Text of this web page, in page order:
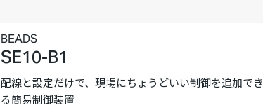
BEADS
SE10-B1
配線と設定だけで、現場にちょうどいい制御を追加でき
る簡易制御装置